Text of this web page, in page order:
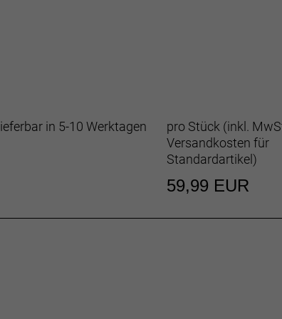
bei widrigen We
nassem oder windigem Wetter anziehen
in 5-10 Werktagen
pro Stück (inkl.
Versandkosten für
Standardartikel)
59,99 EUR